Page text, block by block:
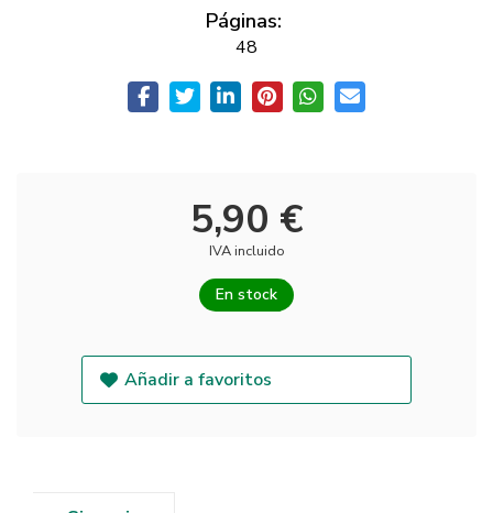
Páginas:
48
5,90 €
IVA incluido
En stock
Añadir a favoritos